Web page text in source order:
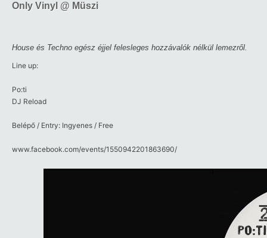
Only Vinyl @ Müszi
House és Techno egész éjjel felesleges hozzávalók nélkül lemezről.
Line up:
Po:ti
DJ Reload
Belépő / Entry: Ingyenes / Free
www.facebook.com/​events/​1550942201863690/​